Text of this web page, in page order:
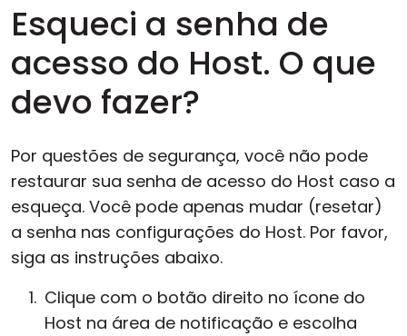
Esqueci a senha de
acesso do Host. O que
devo fazer?
Por questões de segurança, você não pode
restaurar sua senha de acesso do Host caso a
esqueça. Você pode apenas mudar (resetar)
a senha nas configurações do Host. Por favor,
siga as instruções abaixo.
Clique com o botão direito no ícone do
Host na área de notificação e escolha
Modos de Conexão
Acesso Não Assistido
Configuração MSI
Nuvem e Local
Tecnologia da Informação